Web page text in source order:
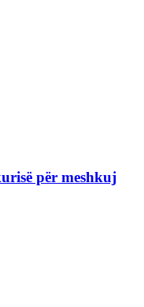
për meshkuj